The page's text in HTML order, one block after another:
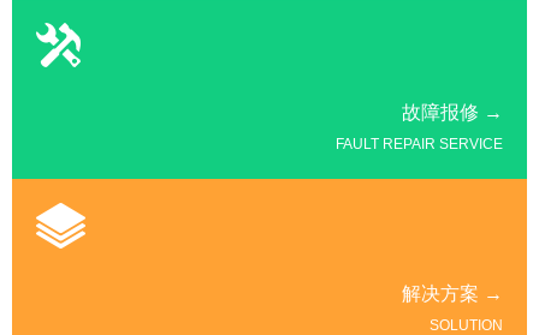
故障报修 →
FAULT REPAIR SERVICE
解决方案 →
SOLUTION